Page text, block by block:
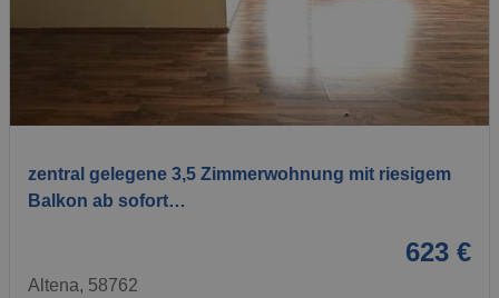
1 / 4
zentral gelegene 3,5 Zimmerwohnung mit riesigem
Balkon ab sofort…
623 €
Altena, 58762